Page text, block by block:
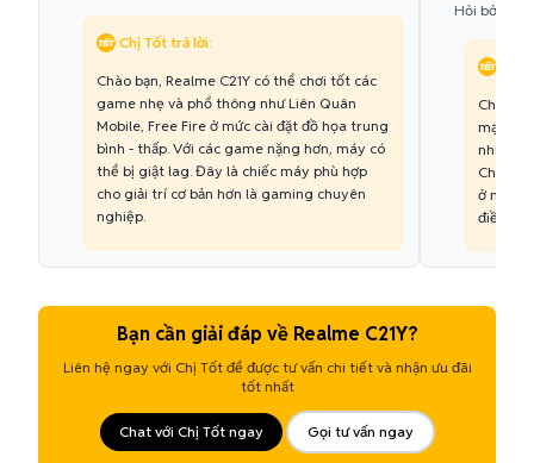
Chị Tốt trả lời:
Chào bạn, Realme C21Y có thể chơi tốt các
game nhẹ và phổ thông như Liên Quân
Mobile, Free Fire ở mức cài đặt đồ họa trung
bình - thấp. Với các game nặng hơn, máy có
thể bị giật lag. Đây là chiếc máy phù hợp
cho giải trí cơ bản hơn là gaming chuyên
nghiệp.
Hỏi bởi:
Chụp
mạnh
nhiễu
Chụp
ở mức
điều
Bạn cần giải đáp về Realme C21Y?
Liên hệ ngay với Chị Tốt để được tư vấn chi tiết và nhận ưu đãi
tốt nhất
Chat với Chị Tốt ngay Gọi tư vấn ngay